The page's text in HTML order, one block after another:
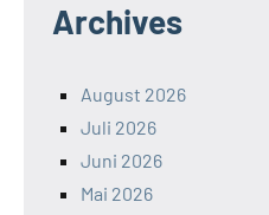
Archives
August 2026
Juli 2026
Juni 2026
Mai 2026